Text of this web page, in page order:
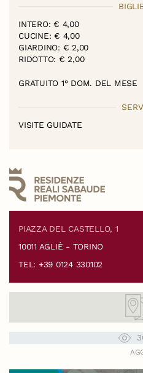
INTERO: € 4,00
CUCINE: € 4,00
GIARDINO: € 2,00
RIDOTTO: € 2,00
GRATUITO 1° DOM. DEL MESE
VISITE GUIDATE
PIAZZA DEL CASTELLO, 1
10011 AGLIÈ - TORINO
TEL: +39 0124 330102